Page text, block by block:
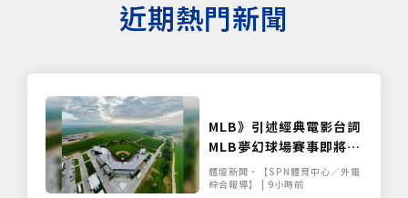
近期熱門新聞
MLB》引述經典電影台詞
MLB夢幻球場賽事即將重
返玉米田
體壇新聞•【SPN體育中心／外電
綜合報導】 | 9小時前